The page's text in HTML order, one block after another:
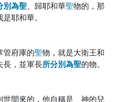
別為聖、歸耶和華聖物的，那
耶和華。
管府庫的聖物，就是大衛王和
長，並軍長所分別為聖的物。
世間來的，他自稱是 神的兒